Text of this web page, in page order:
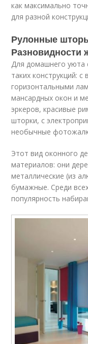
как максимально
для разной
Рулонные
Разновидности
Для домашнего уюта
таких конструкций:
горизонтальными
мансардных окон и
эркеров, красивые
шторки, с
необычные
Этот вид оконного
материалов: они
металлические (из
бумажные. Среди
популярность